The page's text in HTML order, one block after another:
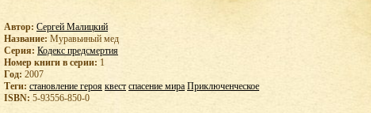
Автор: Сергей Малицкий
Название: Муравьиный мед
Серия: Кодекс предсмертия
Номер книги в серии: 1
Год: 2007
Теги: становление героя квест спасение мира Приключенческое
ISBN: 5-93556-850-0